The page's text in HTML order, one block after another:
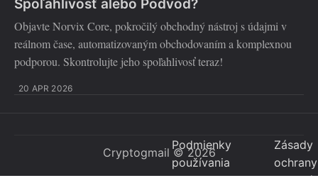
Spoľahlivosť alebo Podvod?
Objavte Norvix Core, pokročilý obchodný nástroj s údajmi v
reálnom čase, automatizovaným obchodovaním a komplexnou
podporou. Skontrolujte jeho spoľahlivosť teraz!
20 APR 2026
Podmienky
používania
Zásady
ochrany
Cryptogmail © 2026